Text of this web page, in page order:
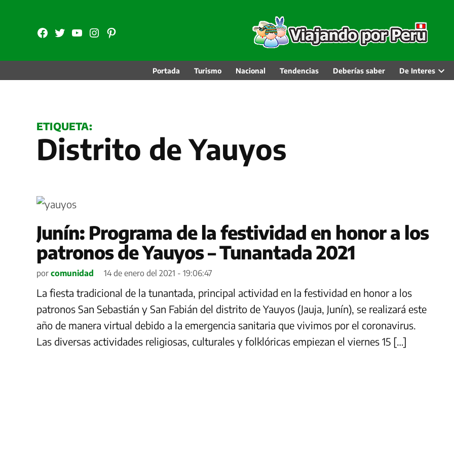
contenidoFB TW YouTubeInstagram
Pinterest
Portada Turismo Nacional Tendencias Deberías saber De Interes
ETIQUETA:
Distrito de Yauyos
Junín: Programa de la festividad en honor a los
patronos de Yauyos – Tunantada 2021
por comunidad 14 de enero del 2021 - 19:06:47
La fiesta tradicional de la tunantada, principal actividad en la festividad en honor a los
patronos San Sebastián y San Fabián del distrito de Yauyos (Jauja, Junín), se realizará este
año de manera virtual debido a la emergencia sanitaria que vivimos por el coronavirus.
Las diversas actividades religiosas, culturales y folklóricas empiezan el viernes 15 […]